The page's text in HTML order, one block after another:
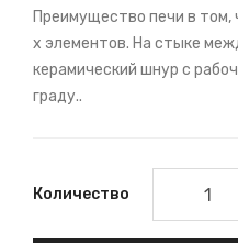
Преимущество печи в том,
х элементов. На стыке
керамический шнур с
граду..
Количество